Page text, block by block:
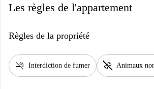
Les règles de l'appartement
Règles de la propriété
smoke_free Interdiction de fumer pet_supplies Animaux